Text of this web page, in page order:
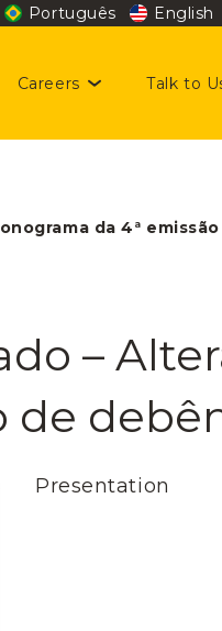
Português English
Careers Talk to
da 4ª
–
Presentation